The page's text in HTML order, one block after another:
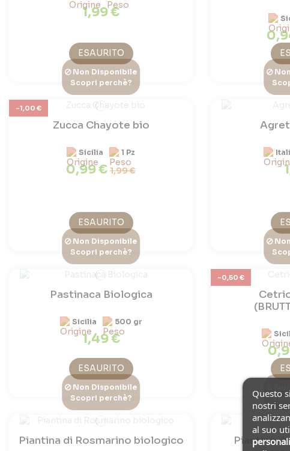
1,99 €
ESAURITO
-1,00 €
Non Disponibile
Scopri perchè?
Zucca Chayote bio
Sicilia 1 Pz
0,99 € 1,99 €
ESAURITO
Non Disponibile
Scopri perchè?
Pastinaca Biologica
Sicilia 500 gr
1,49 €
ESAURITO
-0,50 €
Non Disponibile
Scopri perchè?
Piantina di Rosmarino biologico Piantina
Questo
nostri
al suo